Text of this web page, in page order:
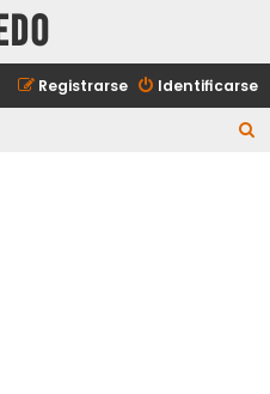
Identificarse
Registrarse